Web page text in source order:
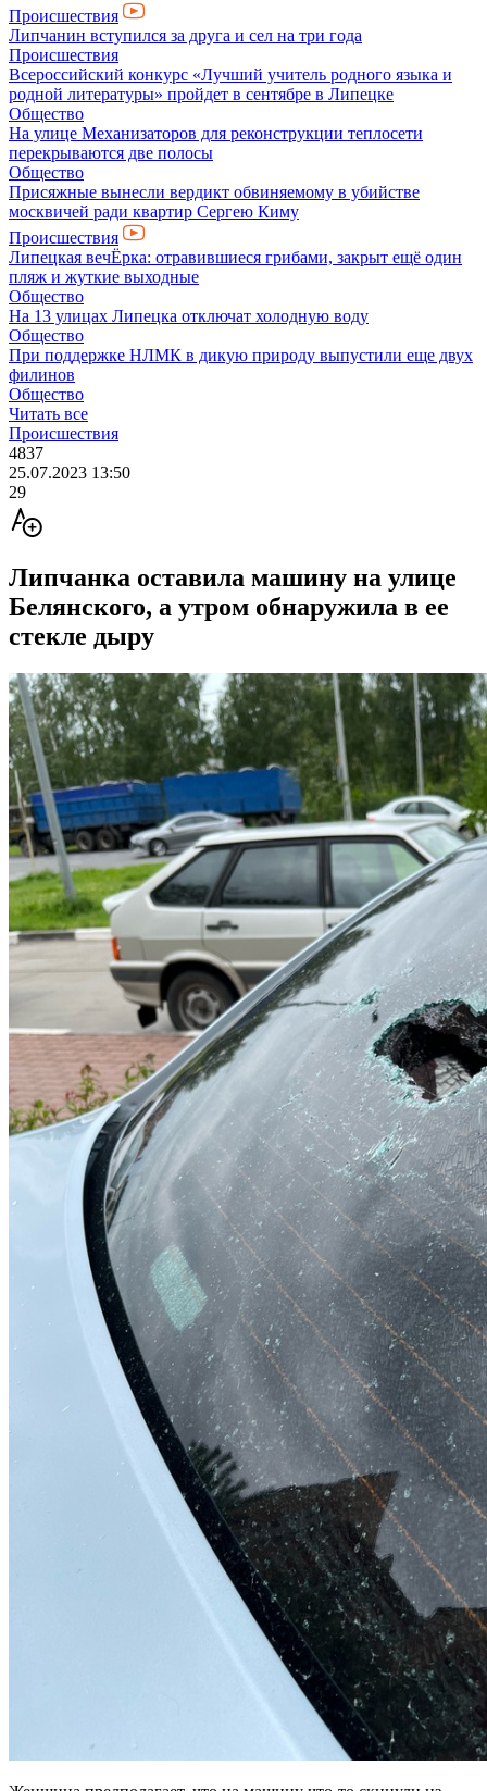
Происшествия
Липчанин вступился за друга и сел на три года
Происшествия
Всероссийский конкурс «Лучший учитель родного языка и
родной литературы» пройдет в сентябре в Липецке
Общество
На улице Механизаторов для реконструкции теплосети
перекрываются две полосы
Общество
Присяжные вынесли вердикт обвиняемому в убийстве
москвичей ради квартир Сергею Киму
Происшествия
Липецкая вечЁрка: отравившиеся грибами, закрыт ещё один
пляж и жуткие выходные
Общество
На 13 улицах Липецка отключат холодную воду
Общество
При поддержке НЛМК в дикую природу выпустили еще двух
филинов
Общество
Читать все
Происшествия
4837
25.07.2023 13:50
29
Липчанка оставила машину на улице
Белянского, а утром обнаружила в ее
стекле дыру